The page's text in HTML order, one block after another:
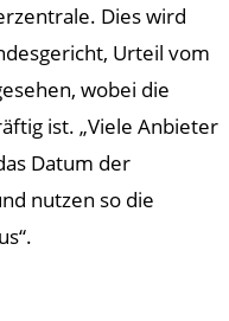
Dies wird
Urteil vom
wobei die
ist. „Viele Anbieter
Datum der
nutzen so die